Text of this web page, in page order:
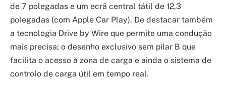
de 7 polegadas e um ecrã central tátil de 12,3
polegadas (com Apple Car Play). De destacar também
a tecnologia Drive by Wire que permite uma condução
mais precisa; o desenho exclusivo sem pilar B que
facilita o acesso à zona de carga e ainda o sistema de
controlo de carga útil em tempo real.